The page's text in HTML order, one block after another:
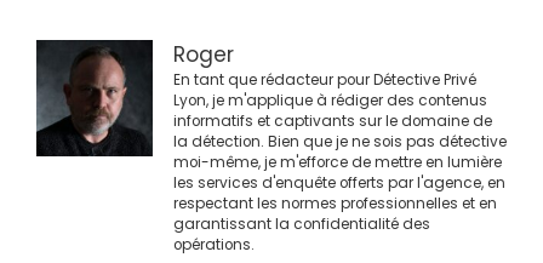
Roger
En tant que rédacteur pour Détective Privé
Lyon, je m'applique à rédiger des contenus
informatifs et captivants sur le domaine de
la détection. Bien que je ne sois pas détective
moi-même, je m'efforce de mettre en lumière
les services d'enquête offerts par l'agence, en
respectant les normes professionnelles et en
garantissant la confidentialité des
opérations.